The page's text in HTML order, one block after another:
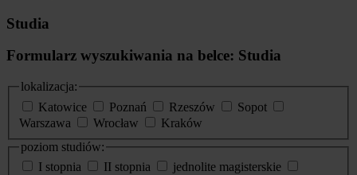
Studia
Formularz wyszukiwania na belce: Studia
lokalizacja:
Katowice
Poznań Rzeszów
Sopot
Warszawa
Wrocław
Kraków
poziom studiów:
I stopnia
II stopnia
jednolite magisterskie